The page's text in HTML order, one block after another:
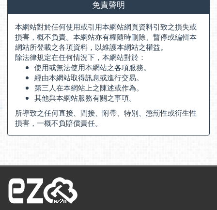
免責聲明
本網站對於任何使用或引用本網站網頁資料引致之損失或
損害，概不負責。本網站亦有權隨時刪除、暫停或編輯本
網站所登載之各項資料，以維護本網站之權益。
除法律規定在任何情況下，本網站對於：
使用或無法使用本網站之各項服務。
經由本網站取得訊息或進行交易。
第三人在本網站上之陳述或作為。
其他與本網站服務有關之事項。
所導致之任何直接、間接、附帶、特別、懲罰性或衍生性
損害，一概不負賠償責任。